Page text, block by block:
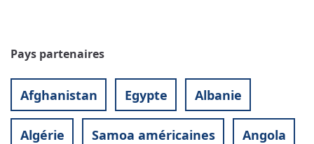
Pays partenaires
Afghanistan Egypte Albanie
Algérie Samoa américaines Angola